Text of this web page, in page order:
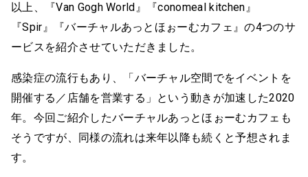
以上、『Van Gogh World』『conomeal kitchen』
『Spir』『バーチャルあっとほぉーむカフェ』の4つのサ
ービスを紹介させていただきました。
感染症の流行もあり、「バーチャル空間でをイベントを
開催する／店舗を営業する」という動きが加速した2020
年。今回ご紹介したバーチャルあっとほぉーむカフェも
そうですが、同様の流れは来年以降も続くと予想されま
す。